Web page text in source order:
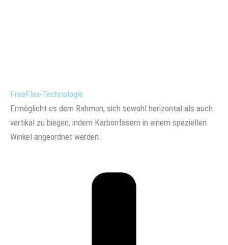
FreeFlex-Technologie
Ermöglicht es dem Rahmen, sich sowohl horizontal als auch
vertikal zu biegen, indem Karbonfasern in einem speziellen
Winkel angeordnet werden.